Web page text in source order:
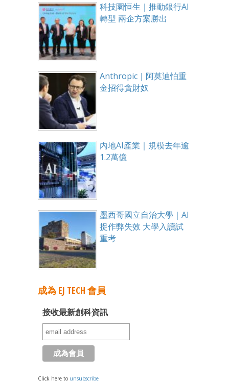
科技園恒生｜推動銀行AI
轉型 兩企方案勝出
Anthropic｜阿莫迪怕重
金招得貪財奴
內地AI產業｜規模去年逾
1.2萬億
墨西哥國立自治大學｜AI
捉作弊失效 大學入讀試
重考
成為 EJ TECH 會員
接收最新創科資訊
Click here to unsubscribe